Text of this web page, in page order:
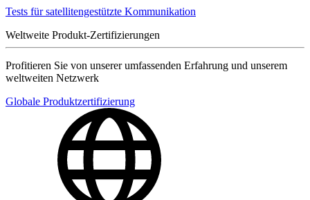
Tests für satellitengestützte Kommunikation
Weltweite Produkt-Zertifizierungen
Profitieren Sie von unserer umfassenden Erfahrung und unserem
weltweiten Netzwerk
Globale Produktzertifizierung